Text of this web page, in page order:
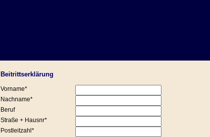
Beitrittserklärung
Vorname*
Nachname*
Beruf
Straße + Hausnr*
Postleitzahl*